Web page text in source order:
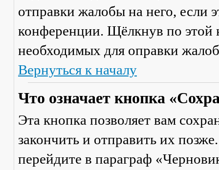
отправки жалобы на него, если
конференции. Щёлкнув по этой
необходимых для оправки
Вернуться к началу
Что означает кнопка
Эта кнопка позволяет вам
закончить и отправить их
перейдите в параграф